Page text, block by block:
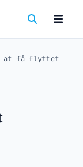
at få flyttet